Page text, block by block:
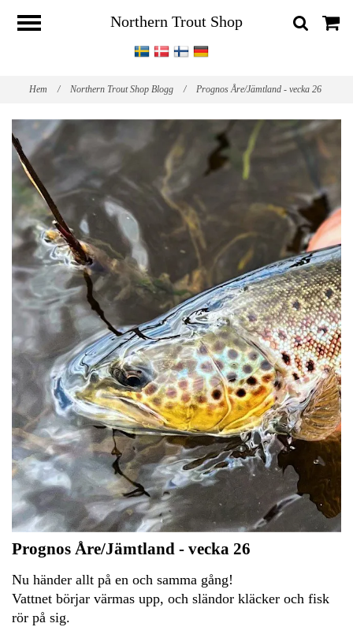
Northern Trout Shop
Hem / Northern Trout Shop Blogg / Prognos Åre/Jämtland - vecka 26
Prognos Åre/Jämtland - vecka 26
Nu händer allt på en och samma gång!
Vattnet börjar värmas upp, och sländor kläcker och fisk
rör på sig.